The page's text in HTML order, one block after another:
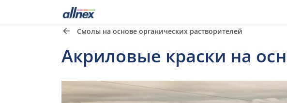
Смолы на основе органических растворителей
Акриловые краски на